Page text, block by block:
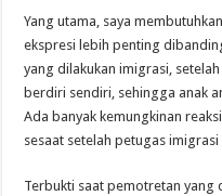
Yang utama, saya
ekspresi lebih penting
yang dilakukan imigrasi,
berdiri sendiri, sehingga anak
Ada banyak kemungkinan
sesaat setelah petugas
Terbukti saat pemotretan yang